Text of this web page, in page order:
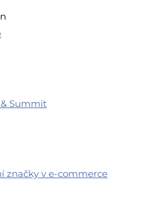
Summit
značky v e-commerce